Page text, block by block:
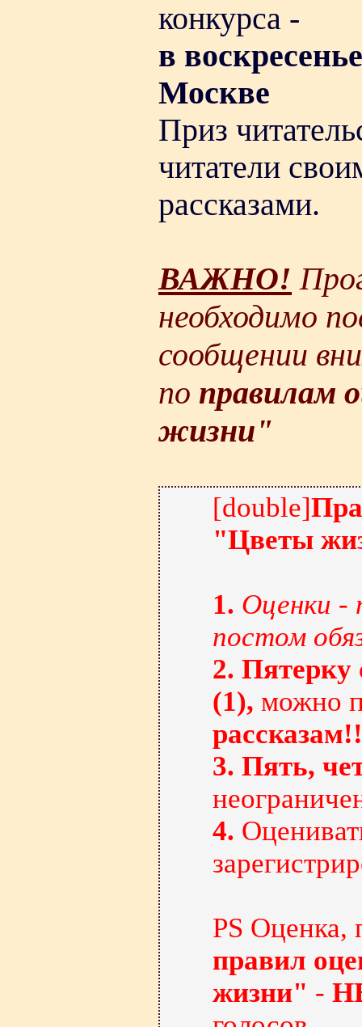
конкурса -
в
Москве
Приз
читатели
рассказами.
ВАЖНО!
необходимо
сообщении
по правилам
жизни"
[double]
"Цветы
1. Оценки -
постом
2. Пятерку
(1), можно
3. Пять,
4.
PS Оценка,
правил
жизни" -